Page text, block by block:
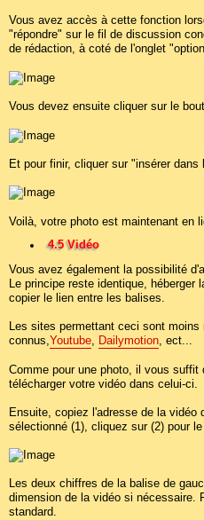
Vous avez accès à cette fonction
"répondre" sur le fil de discussion
de rédaction, à coté de l'onglet
Vous devez ensuite cliquer sur le
Et pour finir, cliquer sur "insérer dans
Voilà, votre photo est maintenant en
4.5 Vidéo
Vous avez également la possibilité
Le principe reste identique,
copier le lien entre les balises.
Les sites permettant ceci sont
connus, Youtube Dailymotion , ect...
Comme pour une photo, il vous suffit
télécharger votre vidéo dans celui-ci.
Ensuite, copiez l'adresse de la
sélectionné (1), cliquez sur (2) pour
Les deux chiffres de la balise de
dimension de la vidéo si nécessaire.
standard.